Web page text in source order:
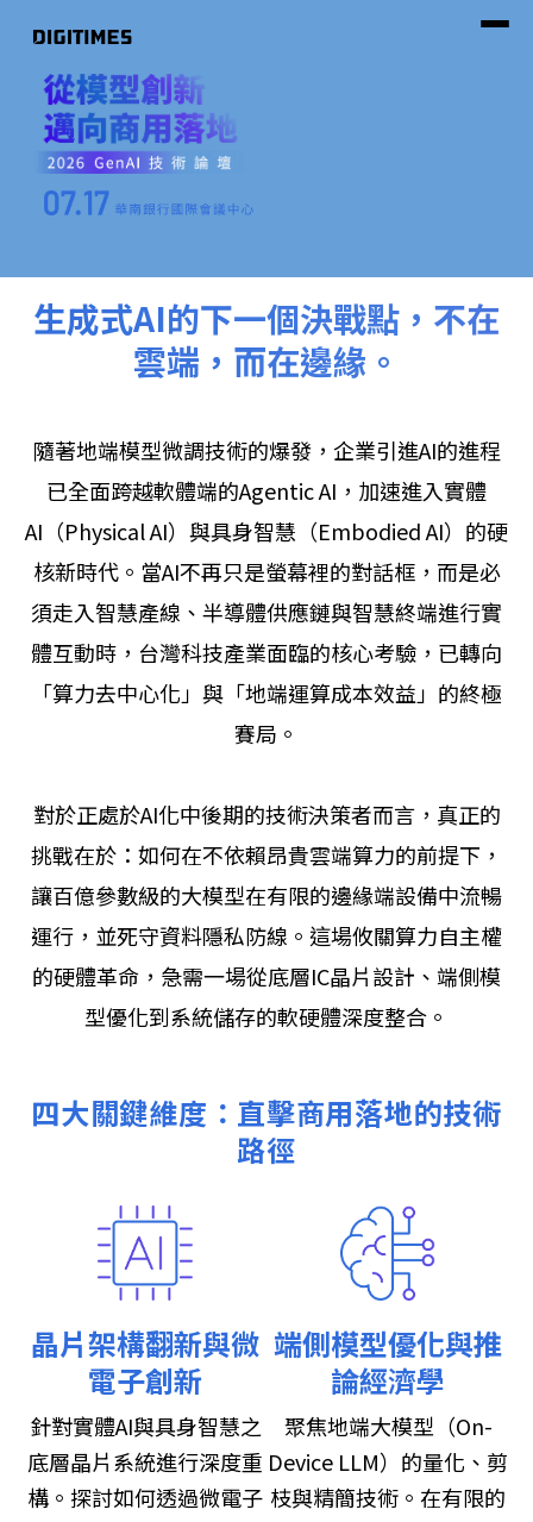
生成式AI的下一個決戰點，不在
雲端，而在邊緣。
隨著地端模型微調技術的爆發，企業引進AI的進程
已全面跨越軟體端的Agentic AI，加速進入實體
AI（Physical AI）與具身智慧（Embodied AI）的硬
核新時代。當AI不再只是螢幕裡的對話框，而是必
須走入智慧產線、半導體供應鏈與智慧終端進行實
體互動時，台灣科技產業面臨的核心考驗，已轉向
「算力去中心化」與「地端運算成本效益」的終極
賽局。
對於正處於AI化中後期的技術決策者而言，真正的
挑戰在於：如何在不依賴昂貴雲端算力的前提下，
讓百億參數級的大模型在有限的邊緣端設備中流暢
運行，並死守資料隱私防線。這場攸關算力自主權
的硬體革命，急需一場從底層IC晶片設計、端側模
型優化到系統儲存的軟硬體深度整合。
四大關鍵維度：直擊商用落地的技術
路徑
晶片架構翻新與微
電子創新
針對實體AI與具身智慧之
底層晶片系統進行深度重
構。探討如何透過微電子
端側模型優化與推
論經濟學
聚焦地端大模型（On-
Device LLM）的量化、剪
枝與精簡技術。在有限的